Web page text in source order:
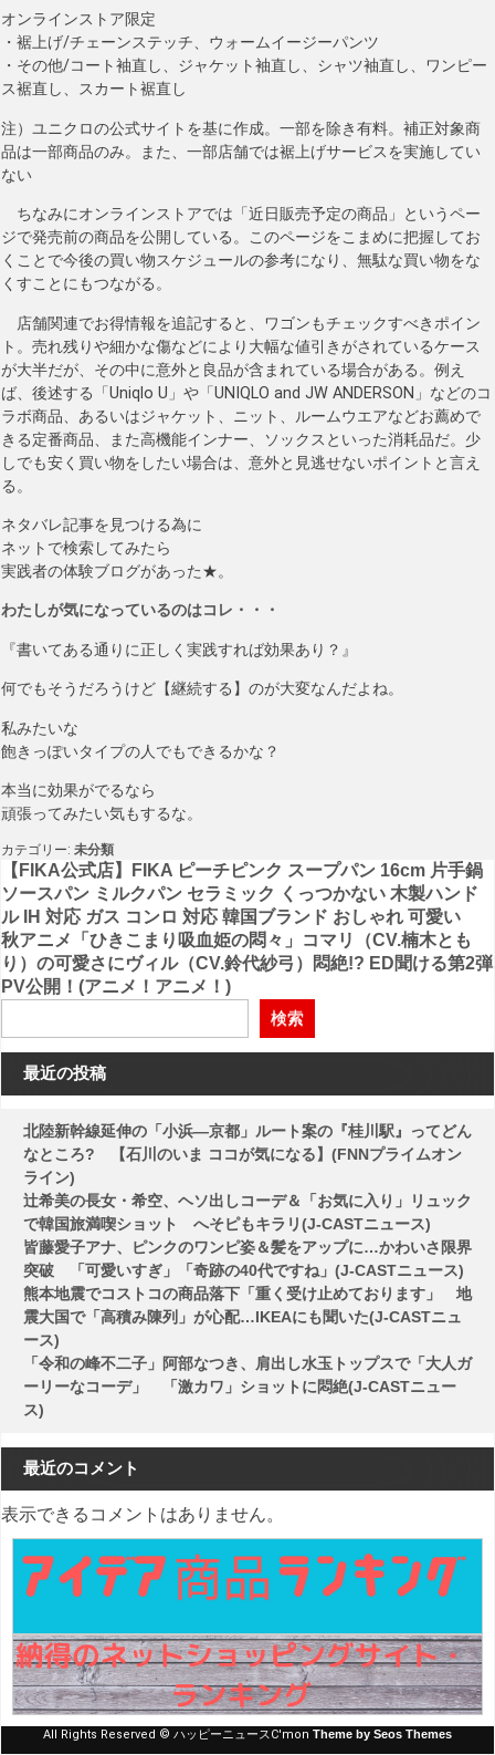
オンラインストア限定
・裾上げ/チェーンステッチ、ウォームイージーパンツ
・その他/コート袖直し、ジャケット袖直し、シャツ袖直し、ワンピー
ス裾直し、スカート裾直し
注）ユニクロの公式サイトを基に作成。一部を除き有料。補正対象商
品は一部商品のみ。また、一部店舗では裾上げサービスを実施してい
ない
ちなみにオンラインストアでは「近日販売予定の商品」というペー
ジで発売前の商品を公開している。このページをこまめに把握してお
くことで今後の買い物スケジュールの参考になり、無駄な買い物をな
くすことにもつながる。
店舗関連でお得情報を追記すると、ワゴンもチェックすべきポイン
ト。売れ残りや細かな傷などにより大幅な値引きがされているケース
が大半だが、その中に意外と良品が含まれている場合がある。例え
ば、後述する「Uniqlo U」や「UNIQLO and JW ANDERSON」などのコ
ラボ商品、あるいはジャケット、ニット、ルームウエアなどお薦めで
きる定番商品、また高機能インナー、ソックスといった消耗品だ。少
しでも安く買い物をしたい場合は、意外と見逃せないポイントと言え
る。
ネタバレ記事を見つける為に
ネットで検索してみたら
実践者の体験ブログがあった★。
わたしが気になっているのはコレ・・・
『書いてある通りに正しく実践すれば効果あり？』
何でもそうだろうけど【継続する】のが大変なんだよね。
私みたいな
飽きっぽいタイプの人でもできるかな？
本当に効果がでるなら
頑張ってみたい気もするな。
カテゴリー: 未分類
投
稿
ナ
ビ
ー
シ
ョ
ン
【FIKA公式店】FIKA ピーチピンク スープパン 16cm 片手鍋
ソースパン ミルクパン セラミック くっつかない 木製ハンド
ル IH 対応 ガス コンロ 対応 韓国ブランド おしゃれ 可愛い
秋アニメ「ひきこまり吸血姫の悶々」コマリ（CV.楠木とも
り）の可愛さにヴィル（CV.鈴代紗弓）悶絶!? ED聞ける第2弾
PV公開！(アニメ！アニメ！)
検索
最近の投稿
北陸新幹線延伸の「小浜―京都」ルート案の『桂川駅』ってどん
なところ? 【石川のいま ココが気になる】(FNNプライムオン
ライン)
辻希美の長女・希空、ヘソ出しコーデ＆「お気に入り」リュック
で韓国旅満喫ショット へそピもキラリ(J-CASTニュース)
皆藤愛子アナ、ピンクのワンピ姿＆髪をアップに…かわいさ限界
突破 「可愛いすぎ」「奇跡の40代ですね」(J-CASTニュース)
熊本地震でコストコの商品落下「重く受け止めております」 地
震大国で「高積み陳列」が心配…IKEAにも聞いた(J-CASTニュ
ース)
「令和の峰不二子」阿部なつき、肩出し水玉トップスで「大人ガ
ーリーなコーデ」 「激カワ」ショットに悶絶(J-CASTニュー
ス)
最近のコメント
表示できるコメントはありません。
All Rights Reserved © ハッピーニュースC'mon Theme by Seos Themes